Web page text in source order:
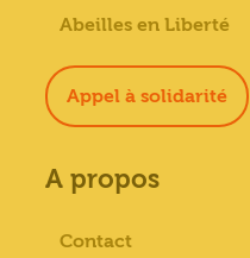
Abeilles en Liberté
Appel à solidarité
A propos
Contact